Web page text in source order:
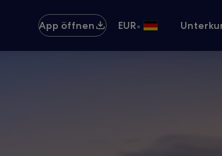
App öffnen EUR•